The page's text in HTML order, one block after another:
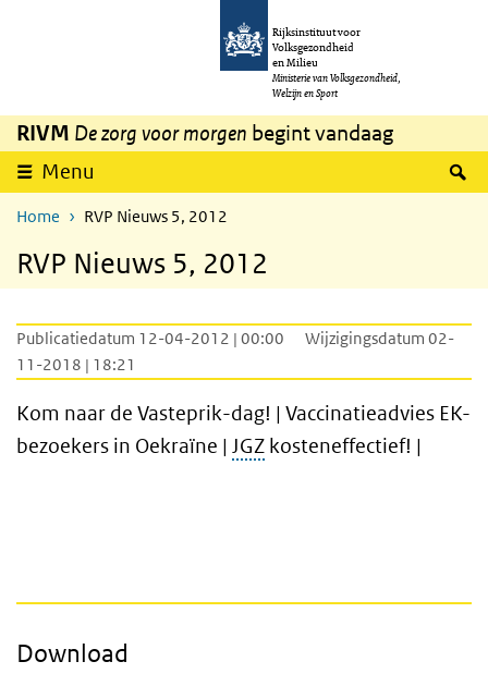
Overslaan en naar de inhoud gaan
Rijksinstituut voor
Volksgezondheid
en Milieu
Ministerie van Volksgezondheid,
Welzijn en Sport
RIVM De zorg voor morgen begint vandaag
Menu
Home RVP Nieuws 5, 2012
RVP Nieuws 5, 2012
Publicatiedatum 12-04-2012 | 00:00
Wijzigingsdatum 02-
11-2018 | 18:21
Kom naar de Vasteprik-dag! | Vaccinatieadvies EK-
bezoekers in Oekraïne | JGZ kosteneffectief! |
Download